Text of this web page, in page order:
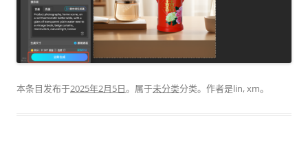
本条目发布于2025年2月5日。属于未分类分类。 作者是lin, xm。